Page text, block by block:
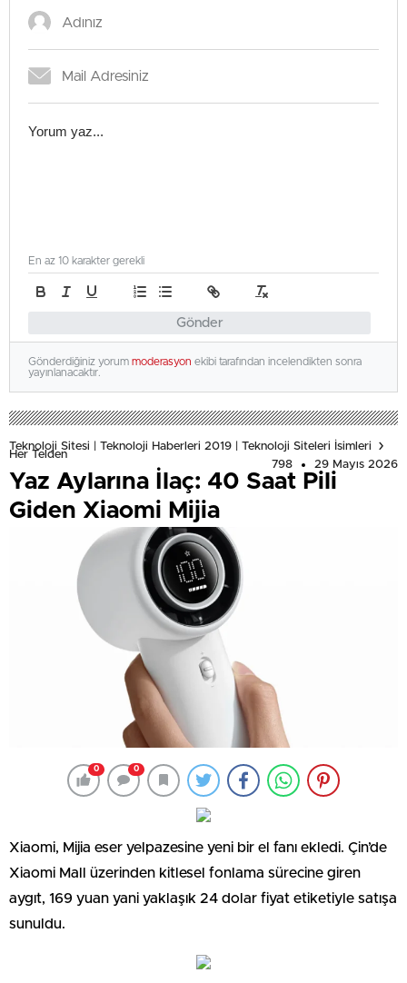
Gönder
En az 10 karakter gerekli
Gönderdiğiniz yorum moderasyon ekibi tarafından incelendikten sonra
yayınlanacaktır.
Teknoloji Sitesi | Teknoloji Haberleri 2019 | Teknoloji Siteleri İsimleri
Her Telden
798
29 Mayıs 2026
Yaz Aylarına İlaç: 40 Saat Pili
Giden Xiaomi Mijia
0 0
Xiaomi, Mijia eser yelpazesine yeni bir el fanı ekledi. Çin’de
Xiaomi Mall üzerinden kitlesel fonlama sürecine giren
aygıt, 169 yuan yani yaklaşık 24 dolar fiyat etiketiyle satışa
sunuldu.